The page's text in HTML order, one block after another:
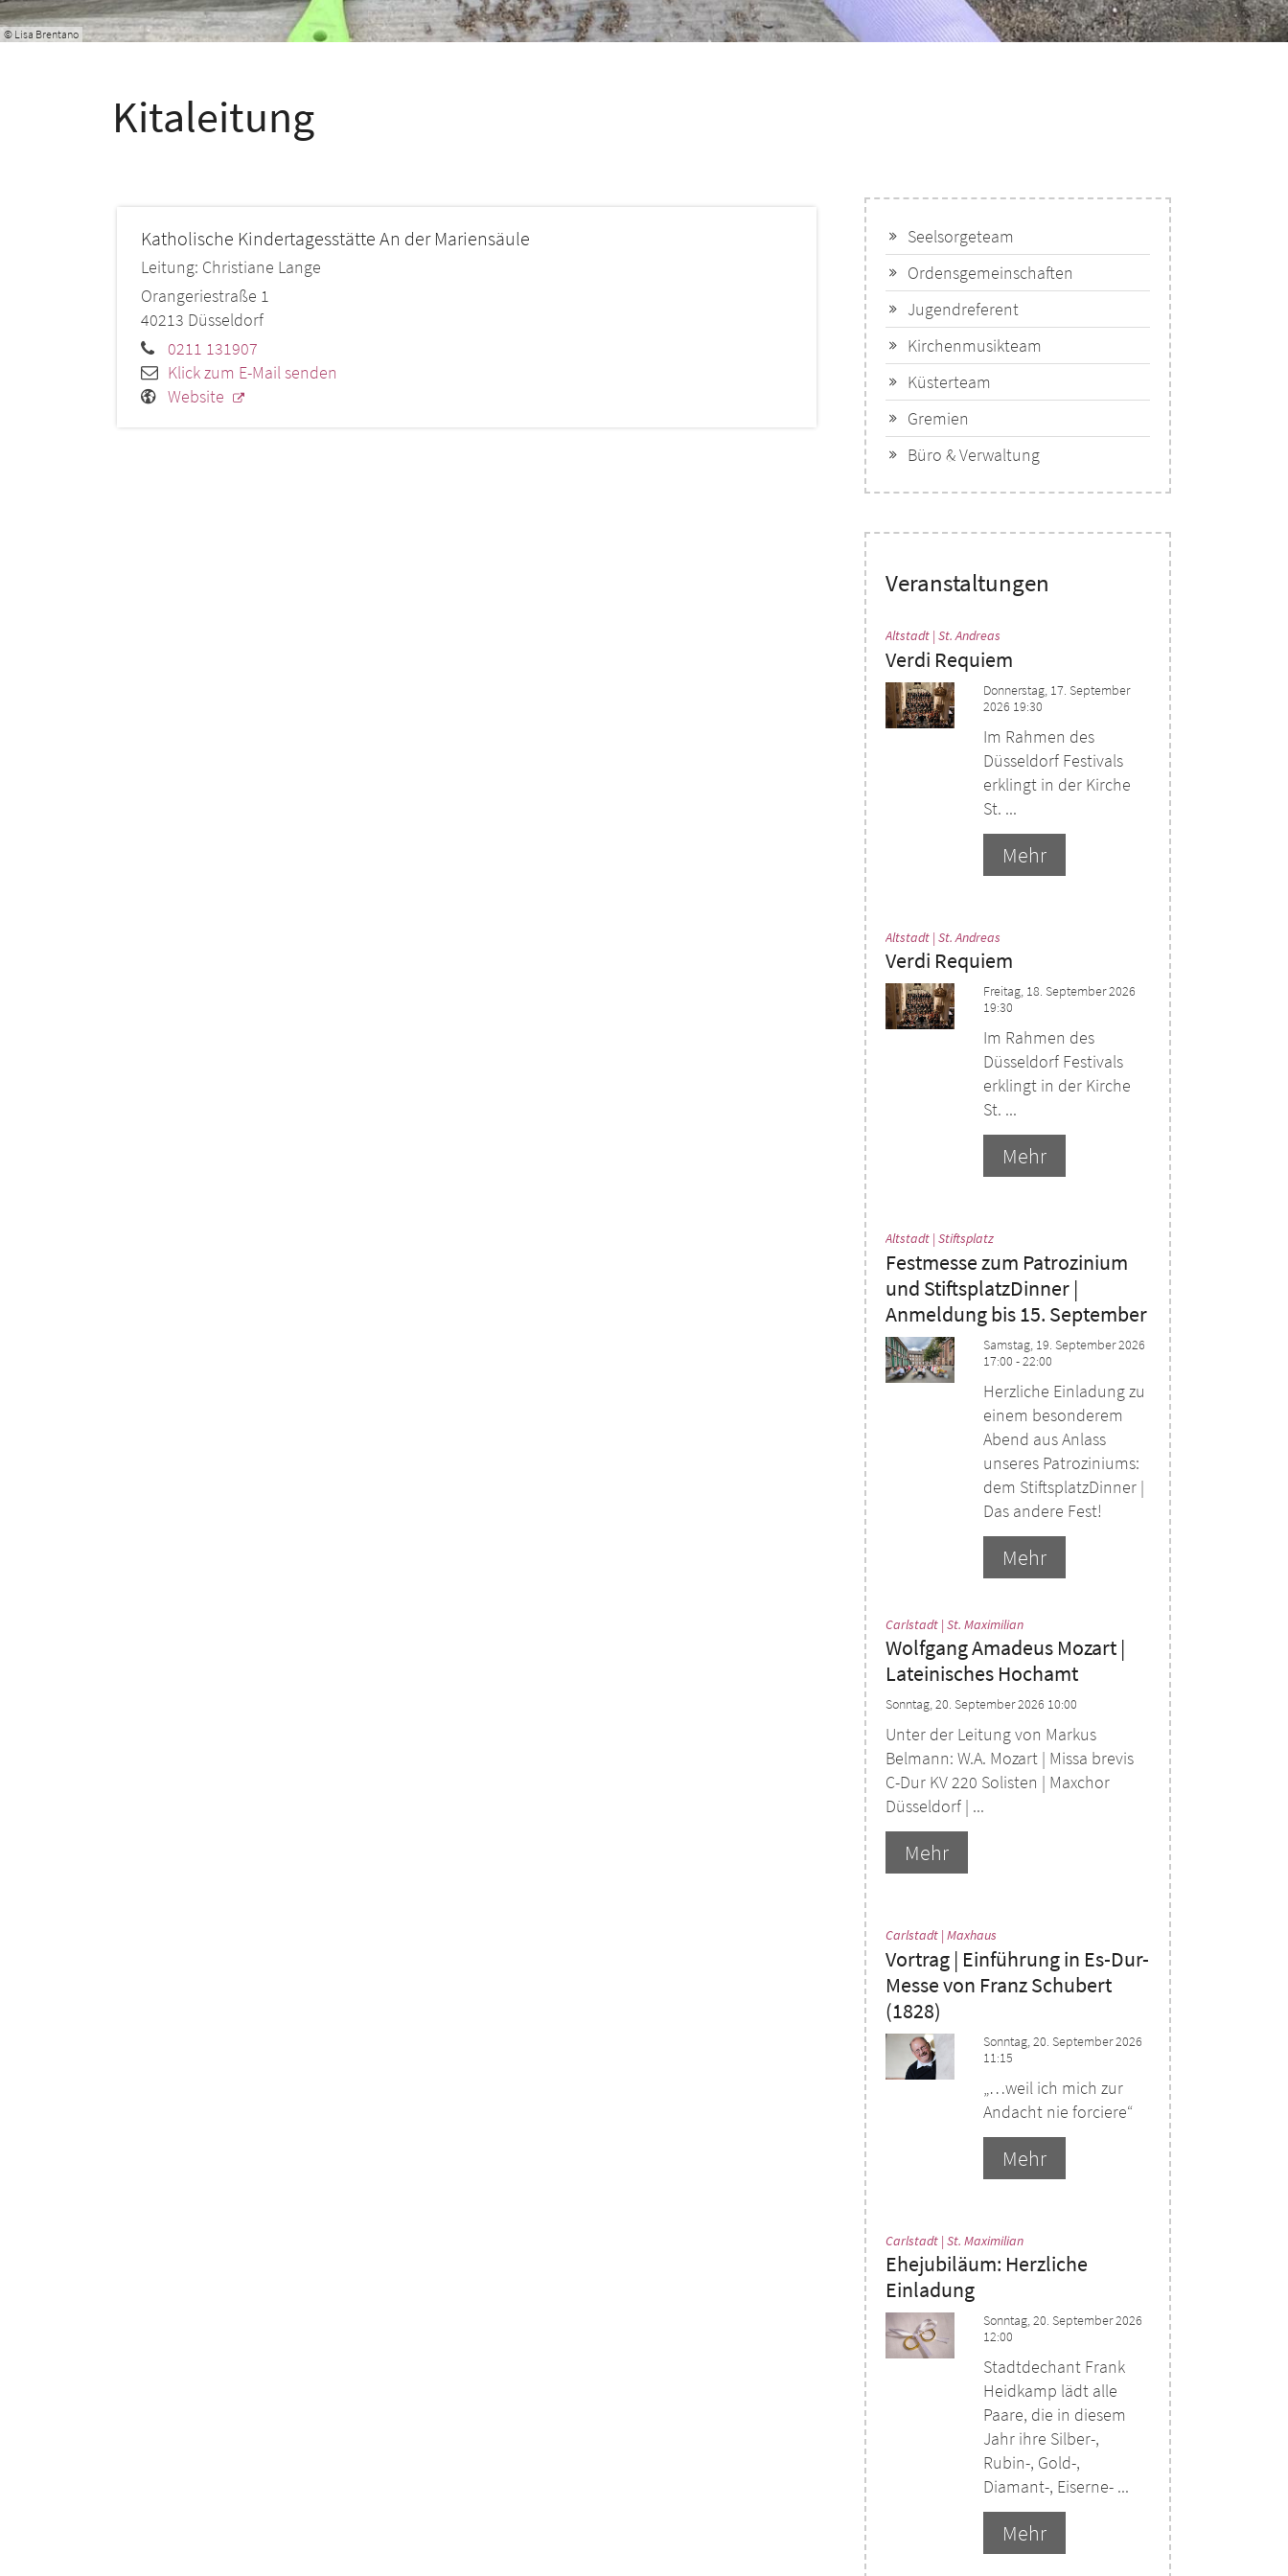
© Lisa Brentano
Kitaleitung
Katholische Kindertagesstätte An der Mariensäule
Leitung: Christiane Lange
Orangeriestraße 1
40213 Düsseldorf
0211 131907
Klick zum E-Mail senden
Website
Seelsorgeteam
Ordensgemeinschaften
Jugendreferent
Kirchenmusikteam
Küsterteam
Gremien
Büro & Verwaltung
Veranstaltungen
Altstadt | St. Andreas
Verdi Requiem
Donnerstag, 17. September
2026 19:30
Im Rahmen des
Düsseldorf Festivals
erklingt in der Kirche
St. ...
Mehr
Altstadt | St. Andreas
Verdi Requiem
Freitag, 18. September 2026
19:30
Im Rahmen des
Düsseldorf Festivals
erklingt in der Kirche
St. ...
Mehr
Altstadt | Stiftsplatz:
Festmesse zum Patrozinium
und StiftsplatzDinner |
Anmeldung bis 15. September
Samstag, 19. September 2026
17:00 - 22:00
Herzliche Einladung zu
einem besonderem
Abend aus Anlass
unseres Patroziniums:
dem StiftsplatzDinner |
Das andere Fest!
Mehr
Carlstadt | St. Maximilian:
Wolfgang Amadeus Mozart |
Lateinisches Hochamt
Sonntag, 20. September 2026 10:00
Unter der Leitung von Markus
Belmann: W.A. Mozart | Missa brevis
C-Dur KV 220 Solisten | Maxchor
Düsseldorf | ...
Mehr
Carlstadt | Maxhaus
Vortrag | Einführung in Es-Dur-
Messe von Franz Schubert
(1828)
Sonntag, 20. September 2026
11:15
„…weil ich mich zur
Andacht nie forciere“
Mehr
Carlstadt | St. Maximilian:
Ehejubiläum: Herzliche
Einladung
Sonntag, 20. September 2026
12:00
Stadtdechant Frank
Heidkamp lädt alle
Paare, die in diesem
Jahr ihre Silber-,
Rubin-, Gold-,
Diamant-, Eiserne- ...
Mehr